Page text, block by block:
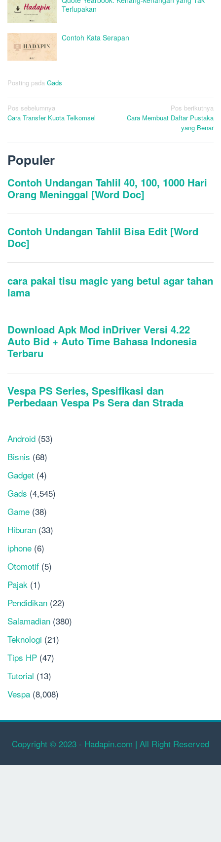
Terlupakan
Contoh Kata Serapan
Posting pada Gads
Navigasi
pos
Pos sebelumnya
Cara Transfer Kuota Telkomsel
Pos berikutnya
Cara Membuat Daftar Pustaka
yang Benar
Populer
Android (53)
Bisnis (68)
Gadget (4)
Gads (4,545)
Game (38)
Hiburan (33)
iphone (6)
Otomotif (5)
Pajak (1)
Pendidikan (22)
Salamadian (380)
Teknologi (21)
Tips HP (47)
Tutorial (13)
Vespa (8,008)
Copyright © 2023 - Hadapin.com | All Right Reserved